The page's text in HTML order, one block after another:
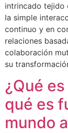
intrincado tejido
la simple
continuo y en
relaciones
colaboración
su
¿Qué
qué es
mundo